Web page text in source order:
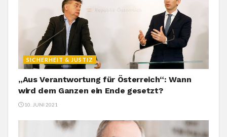
SICHERHEIT & JUSTIZ
„Aus Verantwortung für Österreich“: Wann
wird dem Ganzen ein Ende gesetzt?
10. JUNI 2021